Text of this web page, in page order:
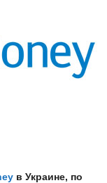
в Украине, по